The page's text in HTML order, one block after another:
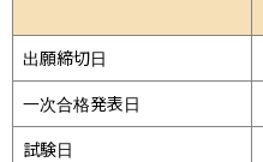
出願締切日
一次合格発表日
試験日